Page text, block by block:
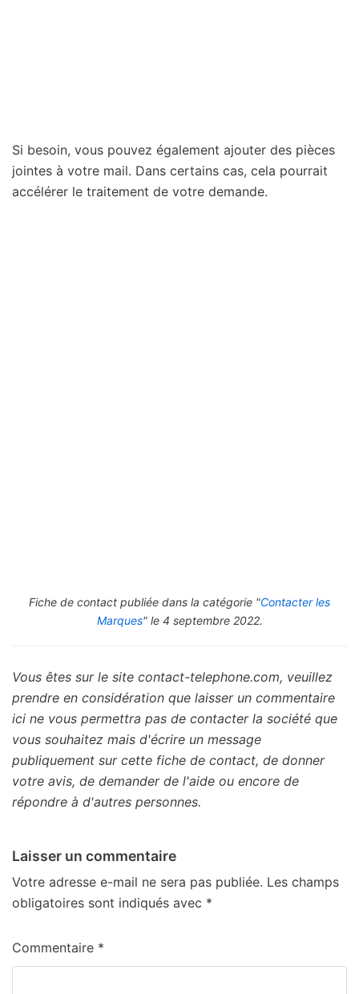
Si besoin, vous pouvez également ajouter des pièces
jointes à votre mail. Dans certains cas, cela pourrait
accélérer le traitement de votre demande.
Fiche de contact publiée dans la catégorie "Contacter les
Marques" le 4 septembre 2022.
Vous êtes sur le site contact-telephone.com, veuillez
prendre en considération que laisser un commentaire
ici ne vous permettra pas de contacter la société que
vous souhaitez mais d'écrire un message
publiquement sur cette fiche de contact, de donner
votre avis, de demander de l'aide ou encore de
répondre à d'autres personnes.
Laisser un commentaire
Votre adresse e-mail ne sera pas publiée. Les champs
obligatoires sont indiqués avec *
Commentaire *